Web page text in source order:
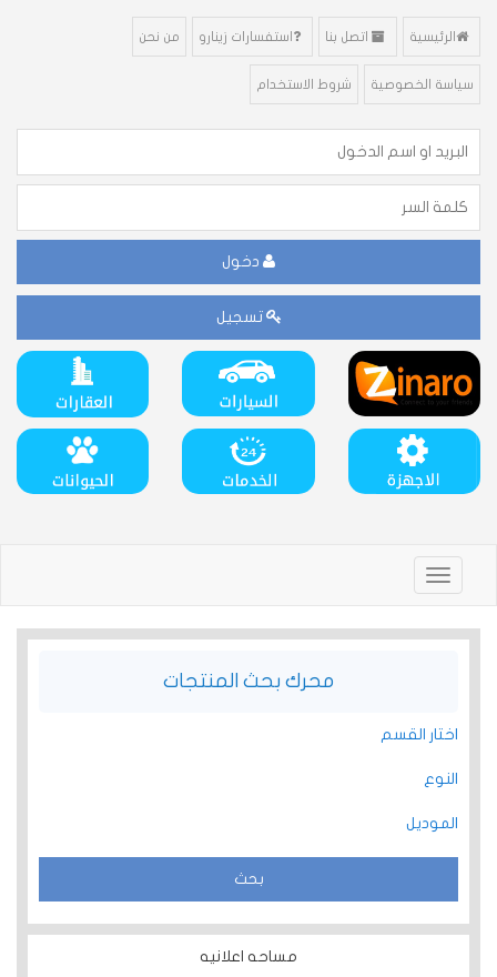
الرئيسية اتصل بنا استفسارات زينارو من نحن
سياسة الخصوصية شروط الاستخدام
دخول
تسجيل
Toggle
navigation
محرك بحث المنتجات
اختار القسم
النوع
الموديل
مساحه اعلانيه